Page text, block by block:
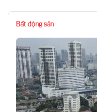
Bất động sản